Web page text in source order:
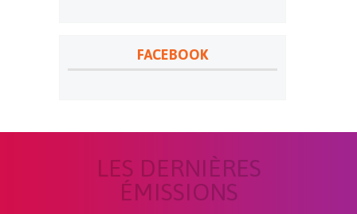
FACEBOOK
LES DERNIÈRES
ÉMISSIONS